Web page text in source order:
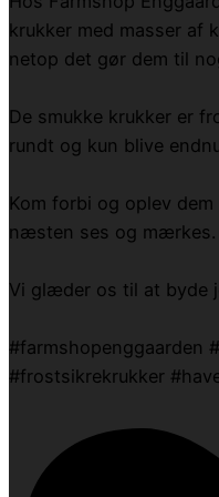
krukker med masser af
netop det gør dem til
De smukke krukker er
rundt og kun blive
Kom forbi og oplev
næsten ses og mærkes.
Vi glæder os til at byde
#farmshopenggaarden
#frostsikrekrukker